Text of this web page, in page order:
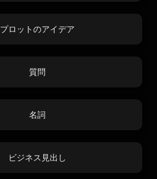
プロットのアイデア
質問
名詞
ビジネス見出し